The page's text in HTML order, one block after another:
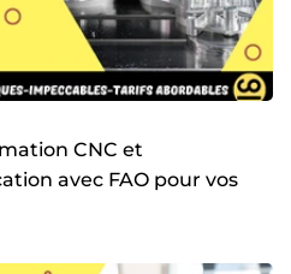
CNC et
avec FAO pour vos